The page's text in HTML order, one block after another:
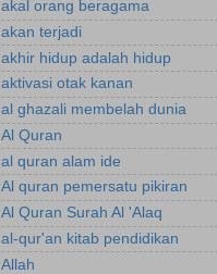
akal orang beragama
akan terjadi
akhir hidup adalah hidup
aktivasi otak kanan
al ghazali membelah dunia
Al Quran
al quran alam ide
Al quran pemersatu pikiran
Al Quran Surah Al 'Alaq
al-qur'an kitab pendidikan
Allah